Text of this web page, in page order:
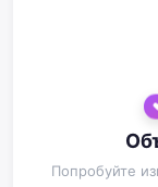
Попробуйте